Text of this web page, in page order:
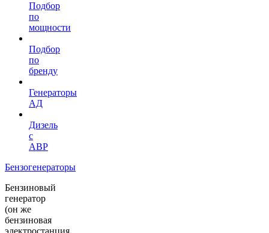
Подбор
по
мощности
Подбор
по
бренду
Генераторы
АД
Дизель
с
АВР
Бензогенераторы
Бензиновый
генератор
(он же
бензиновая
электростанция,